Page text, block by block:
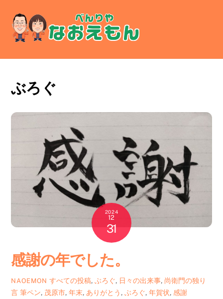
content
ぶろぐ
2024
12
31
感謝の年でした。
NAOEMON すべての投稿, ぶろぐ, 日々の出来事, 尚衛門の独り
言 筆ペン, 茂原市,年末, ありがとう ,ぶろぐ,年賀状, 感謝